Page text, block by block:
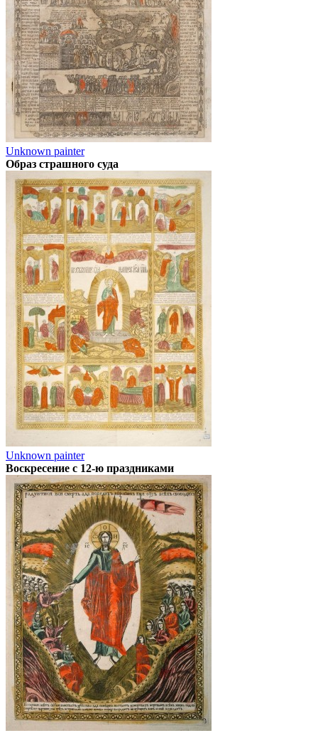
Unknown painter
Образ страшного суда
Unknown painter
Воскресение с 12-ю праздниками